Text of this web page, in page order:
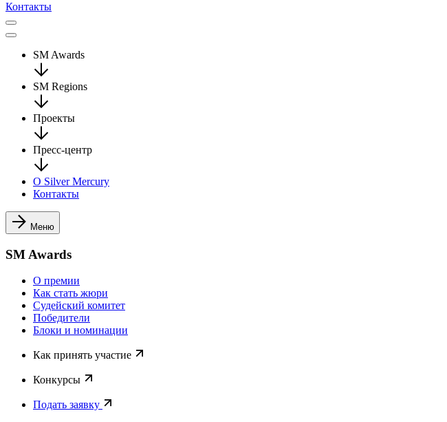
Контакты
SM Awards
SM Regions
Проекты
Пресс-центр
О Silver Mercury
Контакты
Меню
SM Awards
О премии
Как стать жюри
Судейский комитет
Победители
Блоки и номинации
Как принять участие
Конкурсы
Подать заявку